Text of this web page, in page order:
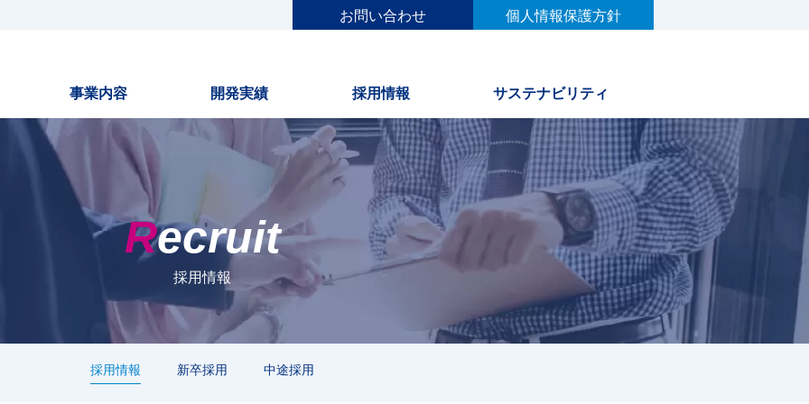
個人情報保護方針
お問い合わせ
事業内容 開発実績 採用情報 サステナビリティ
Recruit
採用情報
採用情報 新卒採用 中途採用